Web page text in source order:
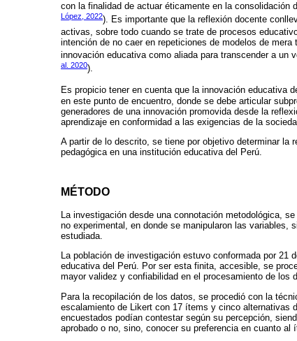
con la finalidad de actuar éticamente en la
López, 2022). Es importante que la reflexión docente
activas, sobre todo cuando se trate de procesos
intención de no caer en repeticiones de modelos de
innovación educativa como aliada para transcender a un
al. 2020).
Es propicio tener en cuenta que la innovación educativa
en este punto de encuentro, donde se debe articular
generadores de una innovación promovida desde la
aprendizaje en conformidad a las exigencias de la
A partir de lo descrito, se tiene por objetivo determinar la
pedagógica en una institución educativa del Perú.
MÉTODO
La investigación desde una connotación metodológica,
no experimental, en donde se manipularon las variables,
estudiada.
La población de investigación estuvo conformada por
educativa del Perú. Por ser esta finita, accesible, se
mayor validez y confiabilidad en el procesamiento de los
Para la recopilación de los datos, se procedió con la
escalamiento de Likert con 17 ítems y cinco alternativas
encuestados podían contestar según su percepción,
aprobado o no, sino, conocer su preferencia en cuanto